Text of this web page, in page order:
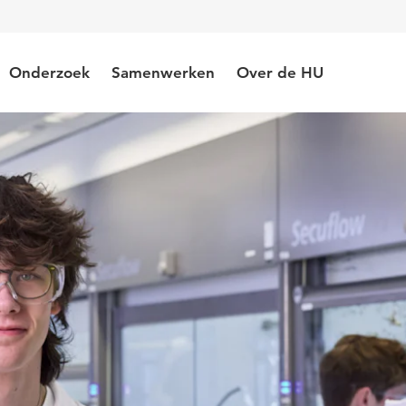
Onderzoek Samenwerken Over de HU